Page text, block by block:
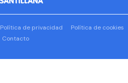
Política de privacidad
Política de cookies
Contacto